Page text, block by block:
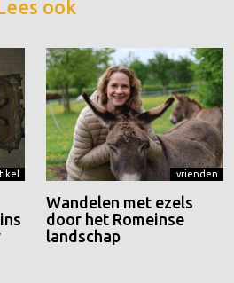
ook
vrienden
Wandelen met ezels
door het Romeinse
landschap